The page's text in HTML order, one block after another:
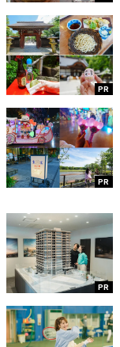
PR
PR
PR